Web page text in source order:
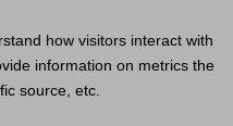
how visitors interact with
information on metrics the
source, etc.